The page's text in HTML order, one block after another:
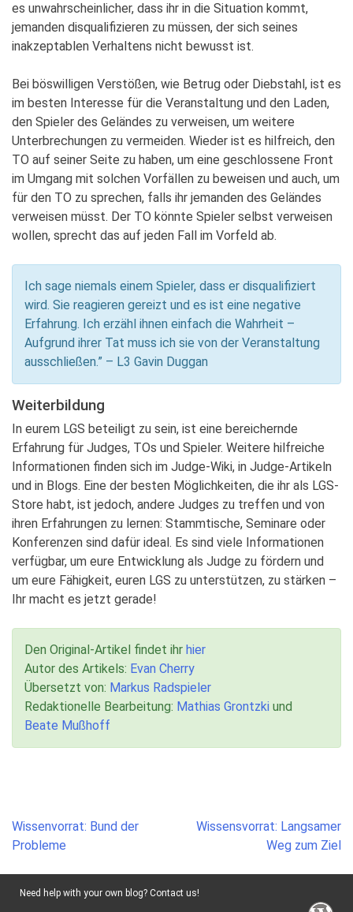
es unwahrscheinlicher, dass ihr in die Situation kommt,
jemanden disqualifizieren zu müssen, der sich seines
inakzeptablen Verhaltens nicht bewusst ist.
Bei böswilligen Verstößen, wie Betrug oder Diebstahl, ist es
im besten Interesse für die Veranstaltung und den Laden,
den Spieler des Geländes zu verweisen, um weitere
Unterbrechungen zu vermeiden. Wieder ist es hilfreich, den
TO auf seiner Seite zu haben, um eine geschlossene Front
im Umgang mit solchen Vorfällen zu beweisen und auch, um
für den TO zu sprechen, falls ihr jemanden des Geländes
verweisen müsst. Der TO könnte Spieler selbst verweisen
wollen, sprecht das auf jeden Fall im Vorfeld ab.
Ich sage niemals einem Spieler, dass er disqualifiziert
wird. Sie reagieren gereizt und es ist eine negative
Erfahrung. Ich erzähl ihnen einfach die Wahrheit –
Aufgrund ihrer Tat muss ich sie von der Veranstaltung
ausschließen.” – L3 Gavin Duggan
Weiterbildung
In eurem LGS beteiligt zu sein, ist eine bereichernde
Erfahrung für Judges, TOs und Spieler. Weitere hilfreiche
Informationen finden sich im Judge-Wiki, in Judge-Artikeln
und in Blogs. Eine der besten Möglichkeiten, die ihr als LGS-
Store habt, ist jedoch, andere Judges zu treffen und von
ihren Erfahrungen zu lernen: Stammtische, Seminare oder
Konferenzen sind dafür ideal. Es sind viele Informationen
verfügbar, um eure Entwicklung als Judge zu fördern und
um eure Fähigkeit, euren LGS zu unterstützen, zu stärken –
Ihr macht es jetzt gerade!
Den Original-Artikel findet ihr hier
Autor des Artikels: Evan Cherry
Übersetzt von: Markus Radspieler
Redaktionelle Bearbeitung: Mathias Grontzki und
Beate Mußhoff
Post
navigation
Wissenvorrat: Bund der
Probleme
Wissensvorrat: Langsamer
Weg zum Ziel
Need help with your own blog? Contact us!